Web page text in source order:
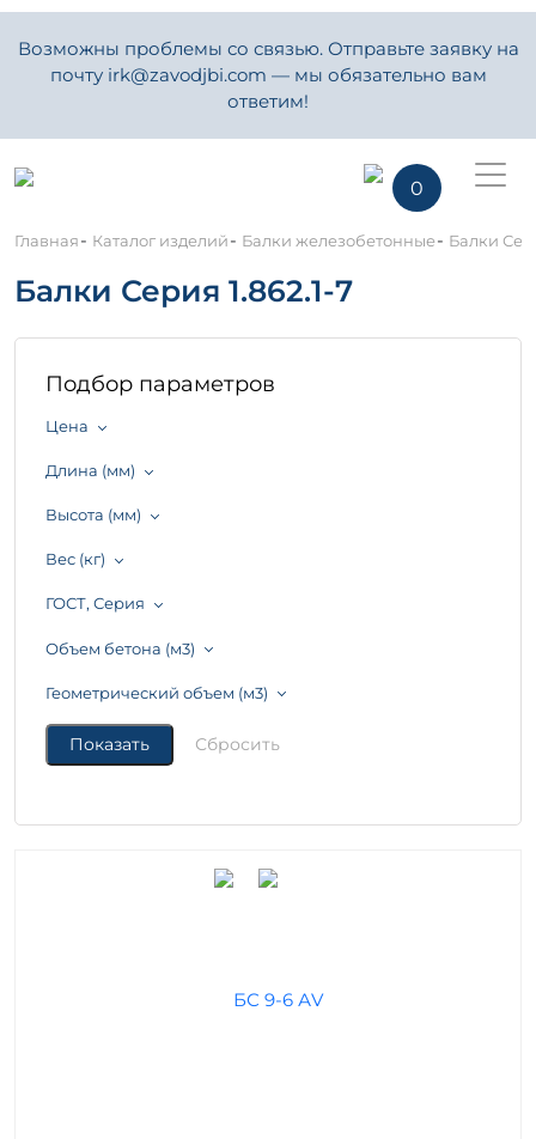
Возможны проблемы со связью. Отправьте заявку на
почту irk@zavodjbi.com — мы обязательно вам
ответим!
0
Главная- Каталог изделий- Балки железобетонные- Балки
Балки Серия 1.862.1-7
Подбор параметров
Цена
Длина (мм)
Высота (мм)
Вес (кг)
ГОСТ, Серия
Объем бетона (м3)
Геометрический объем (м3)